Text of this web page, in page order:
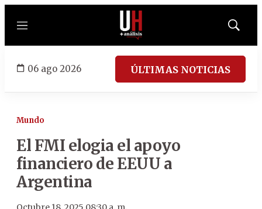
Menú
Mostrar
06 ago 2026 ÚLTIMAS NOTICIAS
Mundo
El FMI elogia el apoyo
financiero de EEUU a
Argentina